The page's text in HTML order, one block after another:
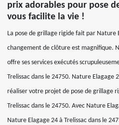
prix adorables pour pose
vous facilite la vie !
La pose de grillage rigide fait par Nature
changement de clôture est magnifique.
offre ses services exécutés
Trelissac dans le 24750. Nature Elagage
réaliser votre projet de pose de grillage
Trelissac dans le 24750. Avec Nature
Nature Elagage 24 à Trelissac dans le